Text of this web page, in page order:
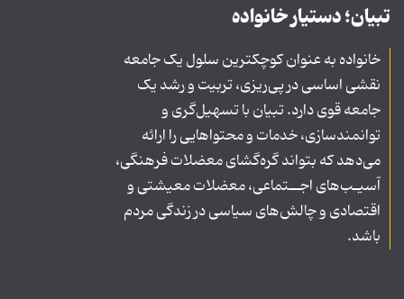
تبیان؛ دستیار خانواده
خانواده به عنوان کوچکترین سلول یک جامعه
نقشی اساسی در پی‌ریزی، تربیت و رشد یک
جامعه قوی دارد. تبیان با تسهیل‌گری و
توانمندسازی، خدمات و محتواهایی را ارائه
می‌دهد که بتواند گره‌گشای معضلات فرهنگی،
آسیـب‌های اجــتماعی، معضلات معیشتی و
اقتصادی و چالش‌های سیاسی در زندگی مردم
باشد.